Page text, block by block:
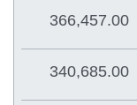
366,457.00
340,685.00